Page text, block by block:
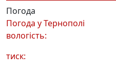
Погода
Погода уТернополі
вологість:
тиск: